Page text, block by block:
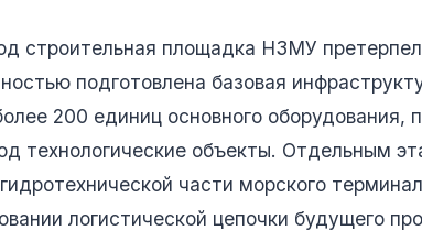
строительная площадка НЗМУ
подготовлена базовая
200 единиц основного оборудования,
технологические объекты. Отдельным
части морского
логистической цепочки будущего